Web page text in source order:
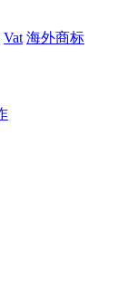
Vat 海外商标